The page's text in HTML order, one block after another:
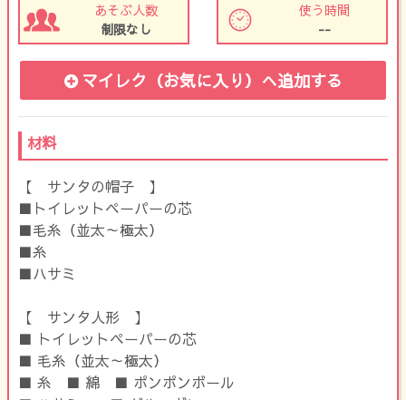
あそぶ人数
制限なし
使う時間
--
マイレク（お気に入り） へ追加する
材料
【 サンタの帽子 】
■トイレットペーパーの芯
■毛糸（並太～極太）
■糸
■ハサミ
【 サンタ人形 】
■ トイレットペーパーの芯
■ 毛糸（並太～極太）
■ 糸 ■ 綿 ■ ポンポンボール